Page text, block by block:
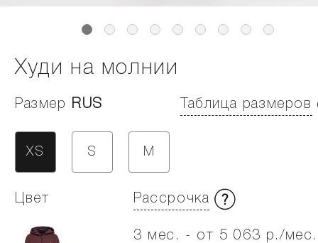
Худи на молнии
Размер RUS Таблица размеров
XS S M
Цвет Рассрочка
3 мес. - от 5 063 р./мес.